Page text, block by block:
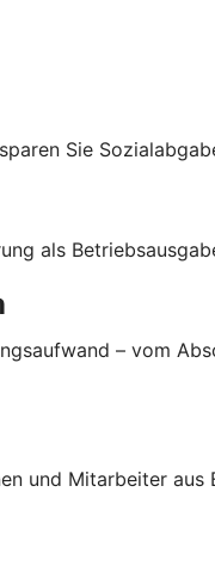
Sie
als
– vom
und Mitarbeiter